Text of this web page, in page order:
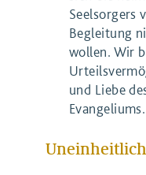
Seelsorgers
Begleitung
wollen. Wir
und Liebe
Evangeliums.